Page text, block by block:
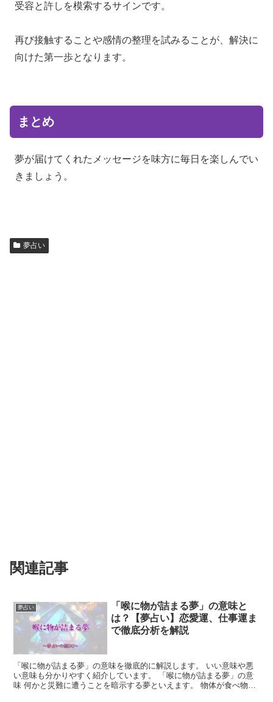
受容と許しを模索するサインです。
再び接触することや感情の整理を試みることが、解決に
向けた第一歩となります。
まとめ
夢が届けてくれたメッセージを味方に毎日を楽しんでい
きましょう。
夢占い
関連記事
夢占い
「喉に物が詰まる夢」の意味と
は？【夢占い】恋愛運、仕事運ま
で徹底分析を解説
「喉に物が詰まる夢」の意味を徹底的に解説します。 いい意味や悪
い意味も分かりやすく紹介しています。 「喉に物が詰まる夢」の意
味 何かと災難に遭うことを暗示する夢といえます。 物体が食べ物で